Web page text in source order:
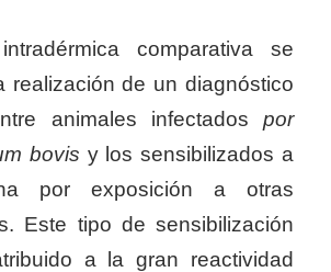
comparativa se
realización de un diagnóstico
animales infectados por
bovis y los sensibilizados a
por exposición a otras
Este tipo de sensibilización
a la gran reactividad